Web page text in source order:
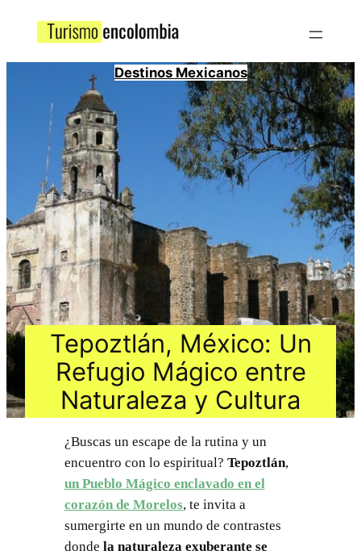
Destinos Mexicanos
Tepoztlán, México: Un
Refugio Mágico entre
Naturaleza y Cultura
¿Buscas un escape de la rutina y un
encuentro con lo espiritual? Tepoztlán,
un Pueblo Mágico enclavado en el
corazón de Morelos, te invita a
sumergirte en un mundo de contrastes
donde la naturaleza exuberante se